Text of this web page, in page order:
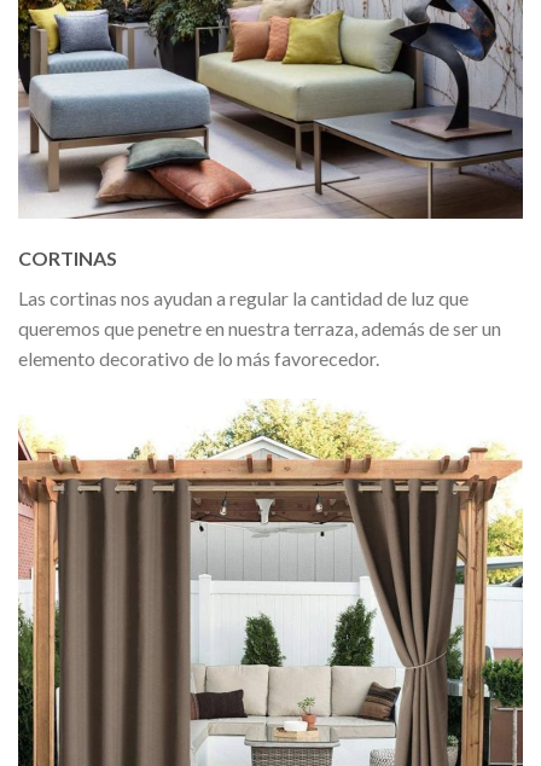
CORTINAS
Las cortinas nos ayudan a regular la cantidad de luz que
queremos que penetre en nuestra terraza, además de ser un
elemento decorativo de lo más favorecedor.